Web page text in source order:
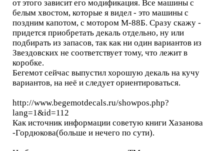
от этого зависит его модификация. Все машины с
белым хвостом, которые я видел - это машины с
поздним капотом, с мотором М-88Б. Сразу скажу -
придется приобретать декаль отдельно, ну или
подбирать из запасов, так как ни один вариантов из
Звездовских не соответствует тому, что лежит в
коробке.
Бегемот сейчас выпустил хорошую декаль на кучу
вариантов, на неё и следует ориентироваться.
http://www.begemotdecals.ru/showpos.php?
lang=1&id=112
Как источник информации советую книги Хазанова
-Гордюкова(больше и нечего по сути).